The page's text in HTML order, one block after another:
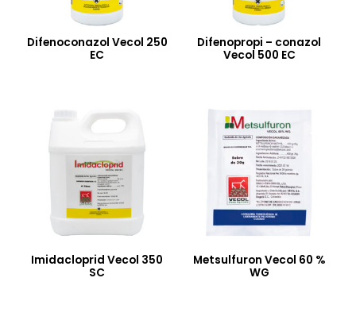
Difenoconazol Vecol 250
EC
Difenopropi – conazol
Vecol 500 EC
Imidacloprid Vecol 350
SC
Metsulfuron Vecol 60 %
WG